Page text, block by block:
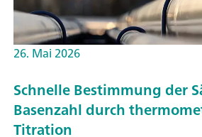
26. Mai 2026
Schnelle Bestimmung der
Basenzahl durch
Titration